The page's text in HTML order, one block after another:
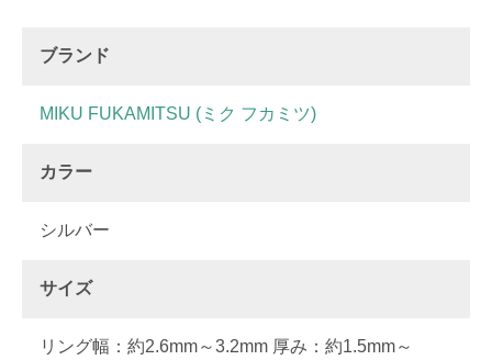
ブランド
MIKU FUKAMITSU (ミク フカミツ)
カラー
シルバー
サイズ
リング幅：約2.6mm～3.2mm 厚み：約1.5mm～